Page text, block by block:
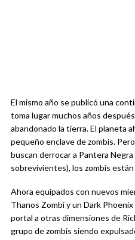
El mismo año se publicó una
toma lugar muchos años
abandonado la tierra. El planeta
pequeño enclave de zombis.
buscan derrocar a Pantera
sobrevivientes), los zombis
Ahora equipados con nuevos
Thanos Zombi y un Dark
portal a otras dimensiones de
grupo de zombis siendo